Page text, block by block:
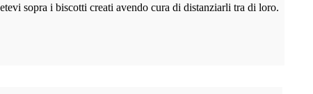
sopra i biscotti creati avendo cura di distanziarli tra di loro.